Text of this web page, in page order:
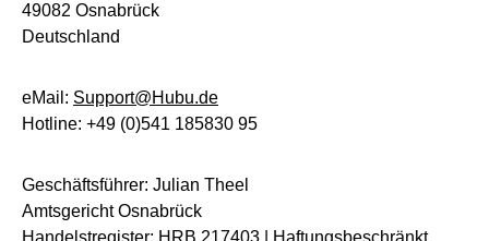
49082 Osnabrück
Deutschland
eMail: Support@Hubu.de
Hotline: +49 (0)541 185830 95
Geschäftsführer: Julian Theel
Amtsgericht Osnabrück